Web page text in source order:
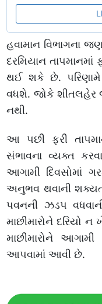
હવામાન વિભાગના
દરમિયાન તાપમાનમાં
થઈ શકે છે. પરિણામે
વધશે. જોકે શીતલહેર
નથી.
આ પછી ફરી
સંભાવના વ્યક્ત
આગામી દિવસોમાં
અનુભવ થવાની
પવનની ઝડપ
માછીમારોને દરિયો
માછીમારોને
આપવામાં આવી છે.